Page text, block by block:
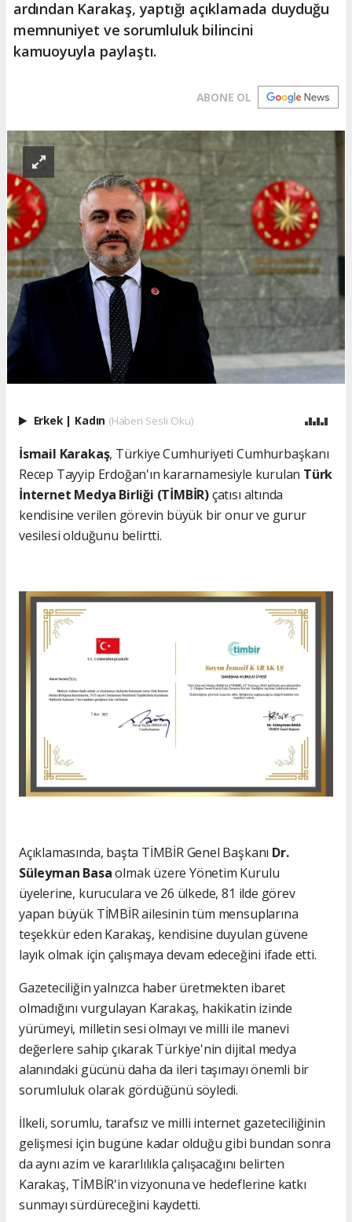
ardından Karakaş, yaptığı açıklamada duyduğu
memnuniyet ve sorumluluk bilincini
kamuoyuyla paylaştı.
ABONE OL
Erkek | Kadın (Haberi Sesli Oku)
İsmail Karakaş, Türkiye Cumhuriyeti Cumhurbaşkanı
Recep Tayyip Erdoğan'ın kararnamesiyle kurulan Türk
İnternet Medya Birliği (TİMBİR)çatısı altında
kendisine verilen görevin büyük bir onur ve gurur
vesilesi olduğunu belirtti.
Açıklamasında, başta TİMBİR Genel Başkanı Dr.
Süleyman Basaolmak üzere Yönetim Kurulu
üyelerine, kuruculara ve 26 ülkede, 81 ilde görev
yapan büyük TİMBİR ailesinin tüm mensuplarına
teşekkür eden Karakaş, kendisine duyulan güvene
layık olmak için çalışmaya devam edeceğini ifade etti.
Gazeteciliğin yalnızca haber üretmekten ibaret
olmadığını vurgulayan Karakaş, hakikatin izinde
yürümeyi, milletin sesi olmayı ve milli ile manevi
değerlere sahip çıkarak Türkiye'nin dijital medya
alanındaki gücünü daha da ileri taşımayı önemli bir
sorumluluk olarak gördüğünü söyledi.
İlkeli, sorumlu, tarafsız ve milli internet gazeteciliğinin
gelişmesi için bugüne kadar olduğu gibi bundan sonra
da aynı azim ve kararlılıkla çalışacağını belirten
Karakaş, TİMBİR'in vizyonuna ve hedeflerine katkı
sunmayı sürdüreceğini kaydetti.